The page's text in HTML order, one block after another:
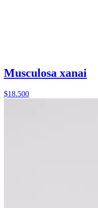
Musculosa xanai
$18.500